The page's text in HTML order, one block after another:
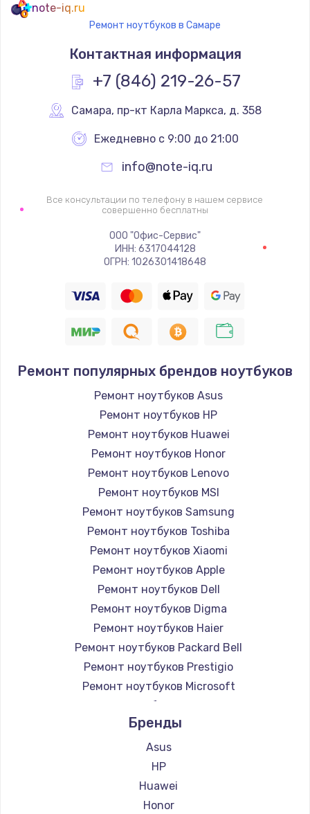
note-iq.ru
Ремонт ноутбуков в Самаре
Контактная информация
+7 (846) 219-26-57
Самара, пр-кт Карла Маркса, д. 358
Ежедневно с 9:00 до 21:00
info@note-iq.ru
Все консультации по телефону в нашем сервисе
совершенно бесплатны
ООО "Офис-Сервис"
ИНН: 6317044128
ОГРН: 1026301418648
Ремонт популярных брендов ноутбуков
Ремонт ноутбуков Asus
Ремонт ноутбуков HP
Ремонт ноутбуков Huawei
Ремонт ноутбуков Honor
Ремонт ноутбуков Lenovo
Ремонт ноутбуков MSI
Ремонт ноутбуков Samsung
Ремонт ноутбуков Toshiba
Ремонт ноутбуков Xiaomi
Ремонт ноутбуков Apple
Ремонт ноутбуков Dell
Ремонт ноутбуков Digma
Ремонт ноутбуков Haier
Ремонт ноутбуков Packard Bell
Ремонт ноутбуков Prestigio
Ремонт ноутбуков Microsoft
Ремонт ноутбуков Alienware
Ремонт ноутбуков Aquarius
Ремонт ноутбуков Gigabyte
Ремонт ноутбуков Aorus
Ремонт ноутбуков Maibenben
Ремонт ноутбуков Getac
Бренды
Asus
HP
Huawei
Honor